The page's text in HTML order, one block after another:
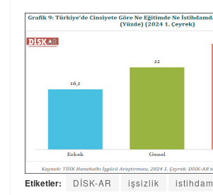
Etiketler: DİSK-AR işsizlik istihdam